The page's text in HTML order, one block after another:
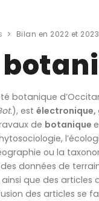
Bilan en 2022 et
botanique
), est
de botanique
ou la
données de
que des articles
des articles se